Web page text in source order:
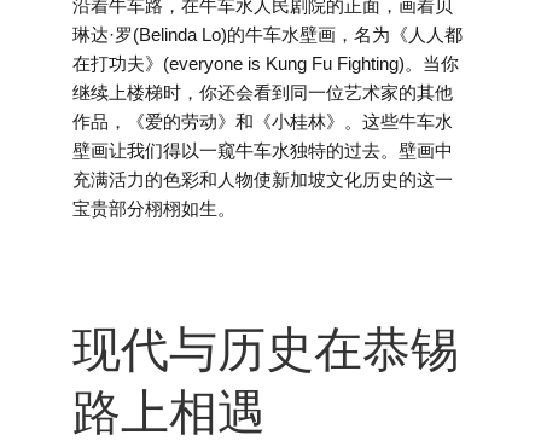
沿着牛车路，在牛车水人民剧院的正面，画着贝
琳达·罗(Belinda Lo)的牛车水壁画，名为《人人都
在打功夫》(everyone is Kung Fu Fighting)。当你
继续上楼梯时，你还会看到同一位艺术家的其他
作品，《爱的劳动》和《小桂林》。这些牛车水
壁画让我们得以一窥牛车水独特的过去。壁画中
充满活力的色彩和人物使新加坡文化历史的这一
宝贵部分栩栩如生。
现代与历史在恭锡
路上相遇